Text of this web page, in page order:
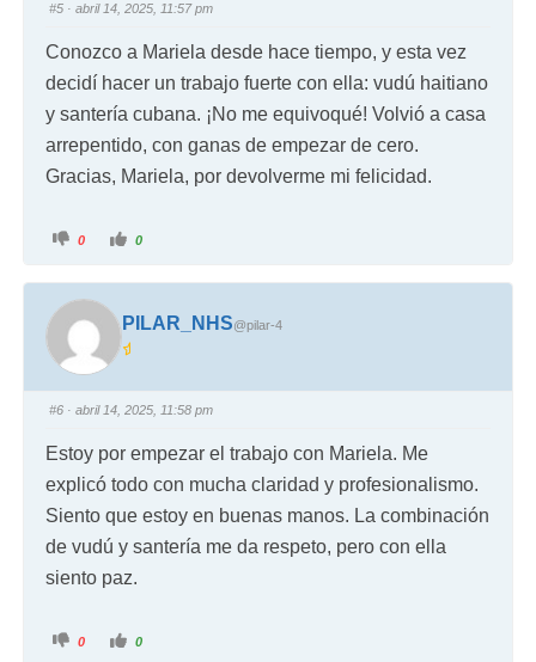
#5 · abril 14, 2025, 11:57 pm
Conozco a Mariela desde hace tiempo, y esta vez
decidí hacer un trabajo fuerte con ella: vudú haitiano
y santería cubana. ¡No me equivoqué! Volvió a casa
arrepentido, con ganas de empezar de cero.
Gracias, Mariela, por devolverme mi felicidad.
0 0
PILAR_NHS@pilar-4
#6 · abril 14, 2025, 11:58 pm
Estoy por empezar el trabajo con Mariela. Me
explicó todo con mucha claridad y profesionalismo.
Siento que estoy en buenas manos. La combinación
de vudú y santería me da respeto, pero con ella
siento paz.
0 0